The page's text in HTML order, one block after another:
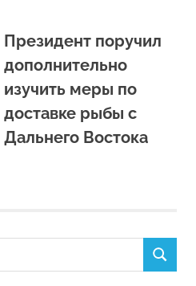
Президент поручил
дополнительно
изучить меры по
доставке рыбы с
Дальнего Востока